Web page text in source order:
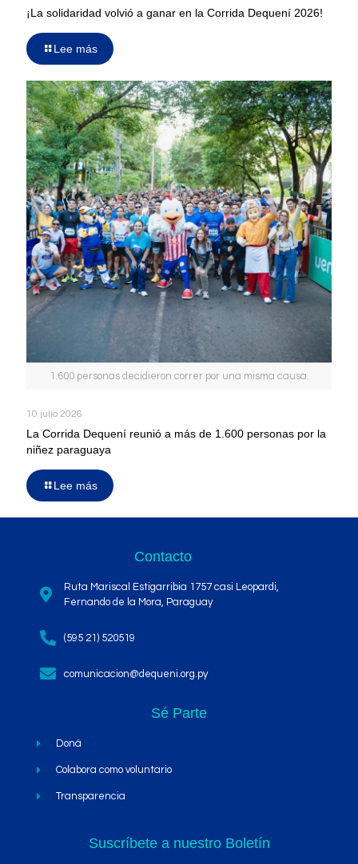
¡La solidaridad volvió a ganar en la Corrida Dequení 2026!
Lee más
1.600 personas decidieron correr por una misma causa.
10 julio 2026
La Corrida Dequení reunió a más de 1.600 personas por la
niñez paraguaya
Lee más
Contacto
Ruta Mariscal Estigarribia 1757 casi Leopardi,
Fernando de la Mora, Paraguay
(595 21) 520519
comunicacion@dequeni.org.py
Sé Parte
Doná
Colabora como voluntario
Transparencia
Suscríbete a nuestro Boletín